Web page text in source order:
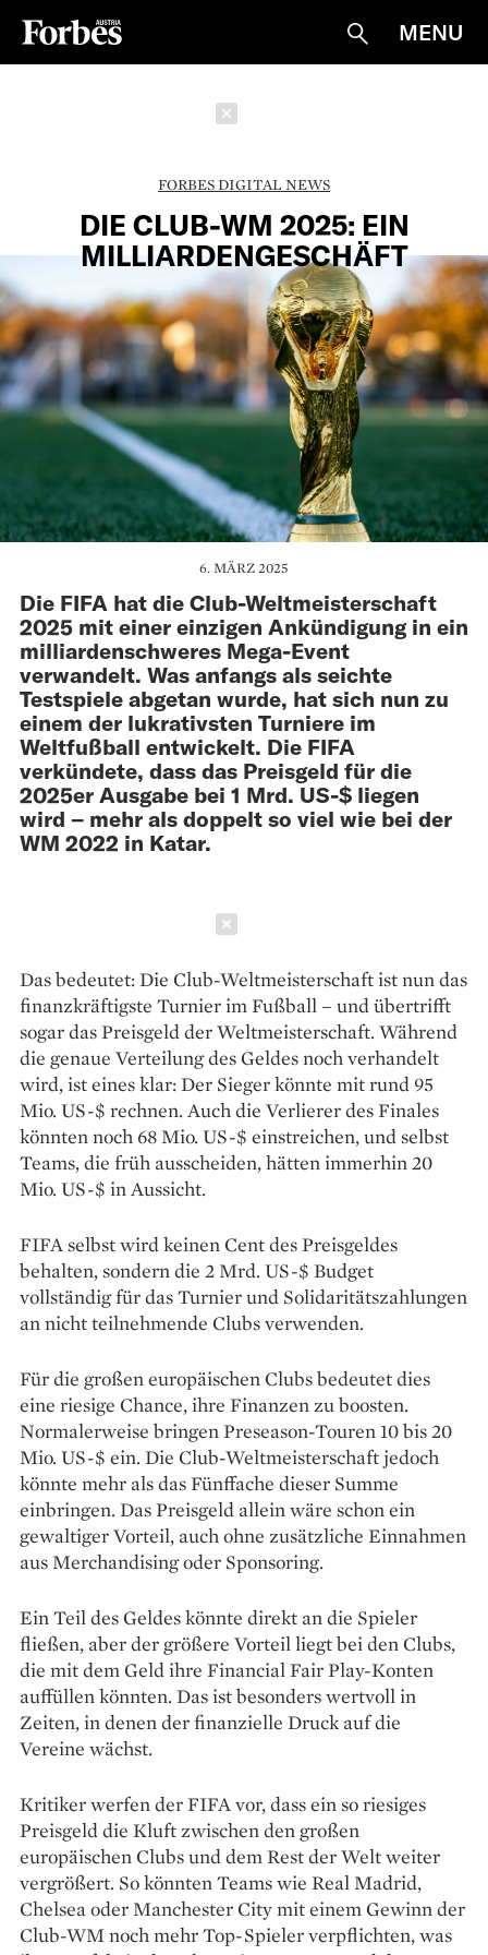
Suche
MENU
FORBES DIGITAL NEWS
DIE CLUB-WM 2025: EIN
MILLIARDENGESCHÄFT
6. MÄRZ 2025
Die FIFA hat die Club-Weltmeisterschaft
2025 mit einer einzigen Ankündigung in ein
milliardenschweres Mega-Event
verwandelt. Was anfangs als seichte
Testspiele abgetan wurde, hat sich nun zu
einem der lukrativsten Turniere im
Weltfußball entwickelt. Die FIFA
verkündete, dass das Preisgeld für die
2025er Ausgabe bei 1 Mrd. US-$ liegen
wird – mehr als doppelt so viel wie bei der
WM 2022 in Katar.
Das bedeutet: Die Club-Weltmeisterschaft ist nun das
finanzkräftigste Turnier im Fußball – und übertrifft
sogar das Preisgeld der Weltmeisterschaft. Während
die genaue Verteilung des Geldes noch verhandelt
wird, ist eines klar: Der Sieger könnte mit rund 95
Mio. US-$ rechnen. Auch die Verlierer des Finales
könnten noch 68 Mio. US-$ einstreichen, und selbst
Teams, die früh ausscheiden, hätten immerhin 20
Mio. US-$ in Aussicht.
FIFA selbst wird keinen Cent des Preisgeldes
behalten, sondern die 2 Mrd. US-$ Budget
vollständig für das Turnier und Solidaritätszahlungen
an nicht teilnehmende Clubs verwenden.
Für die großen europäischen Clubs bedeutet dies
eine riesige Chance, ihre Finanzen zu boosten.
Normalerweise bringen Preseason-Touren 10 bis 20
Mio. US-$ ein. Die Club-Weltmeisterschaft jedoch
könnte mehr als das Fünffache dieser Summe
einbringen. Das Preisgeld allein wäre schon ein
gewaltiger Vorteil, auch ohne zusätzliche Einnahmen
aus Merchandising oder Sponsoring.
Ein Teil des Geldes könnte direkt an die Spieler
fließen, aber der größere Vorteil liegt bei den Clubs,
die mit dem Geld ihre Financial Fair Play-Konten
auffüllen könnten. Das ist besonders wertvoll in
Zeiten, in denen der finanzielle Druck auf die
Vereine wächst.
Kritiker werfen der FIFA vor, dass ein so riesiges
Preisgeld die Kluft zwischen den großen
europäischen Clubs und dem Rest der Welt weiter
vergrößert. So könnten Teams wie Real Madrid,
Chelsea oder Manchester City mit einem Gewinn der
Club-WM noch mehr Top-Spieler verpflichten, was